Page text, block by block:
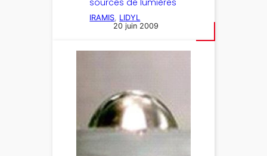
sources de lumières
IRAMIS, LIDYL
20 juin 2009